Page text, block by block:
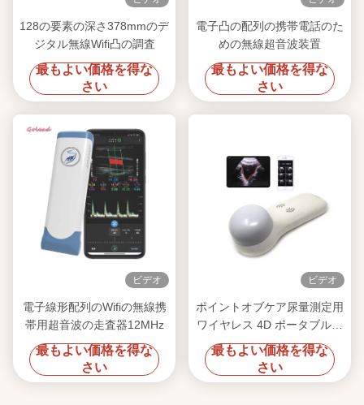
128の要素の深さ378mmのデ
ジタル無線Wifi凸の調査
最もよい価格を得な
さい
電子凸の配列の携帯電話のた
めの無線超音波装置
最もよい価格を得な
さい
ビデオ
電子線形配列のWifiの無線携
帯用超音波の走査器12MHz
最もよい価格を得な
さい
ビデオ
ポイントオブケア尿量測定用
ワイヤレス 4D ポータブル膀
胱スキャナ
最もよい価格を得な
さい